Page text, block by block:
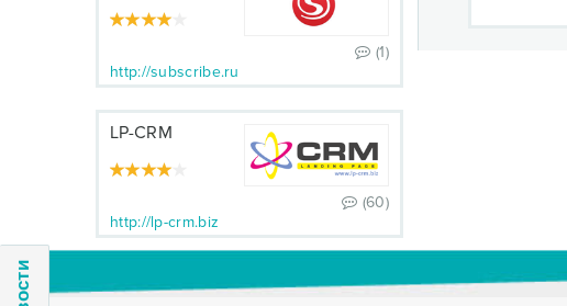
(1)
http://subscribe.ru
LP-CRM
(60)
http://lp-crm.biz